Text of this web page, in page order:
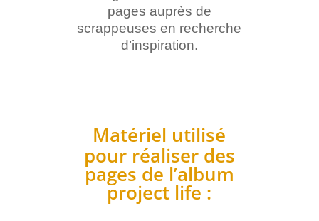
pages auprès de
scrappeuses en recherche
d’inspiration.
Matériel utilisé
pour réaliser des
pages de l’album
project life :